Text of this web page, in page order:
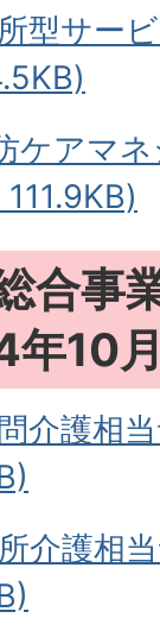
型サー
ケアマ
合事
年10
介護相
介護相